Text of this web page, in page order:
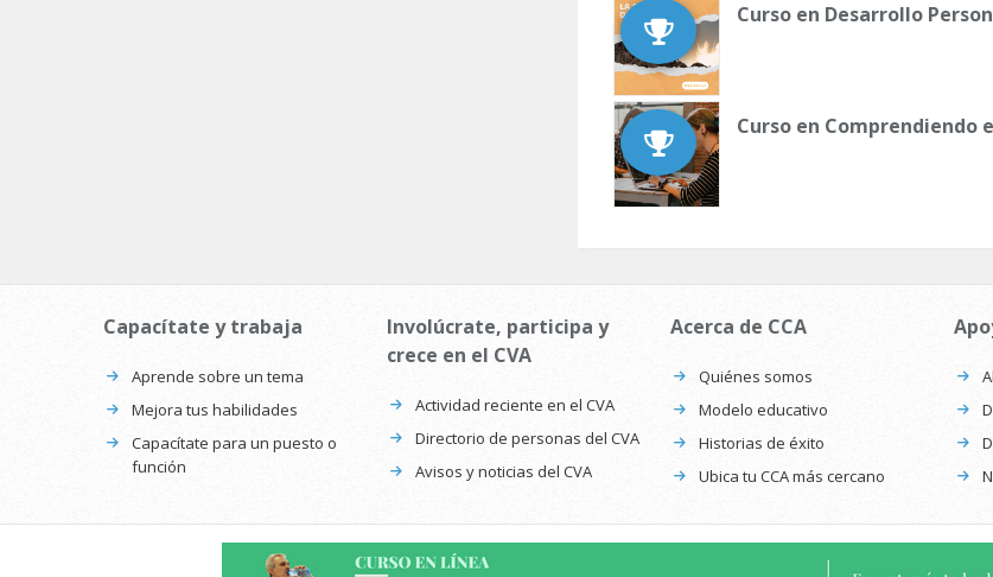
Curso en Desarrollo
Curso en
Capacítate y trabaja
Aprende sobre un tema
Mejora tus habilidades
Capacítate para un puesto o
función
Involúcrate, participa y
crece en el CVA
Actividad reciente en el CVA
Directorio de personas del CVA
Avisos y noticias del CVA
Acerca de CCA
Quiénes somos
Modelo educativo
Historias de éxito
Ubica tu CCA más cercano